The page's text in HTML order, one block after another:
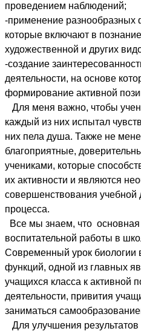
проведением наблюдений;
-применение разнообразных
которые включают в
художественной и других
-создание
деятельности, на основе
формирование активной
Для меня важно, чтобы
каждый из них испытал
них пела душа. Также не
благоприятные,
учениками, которые
их активности и являются
совершенствования учебной
процесса.
Все мы знаем, что
воспитательной работы в
Современный урок биологии
функций, одной из главных
учащихся класса к активной
деятельности, привития
заниматься
Для улучшения результатов